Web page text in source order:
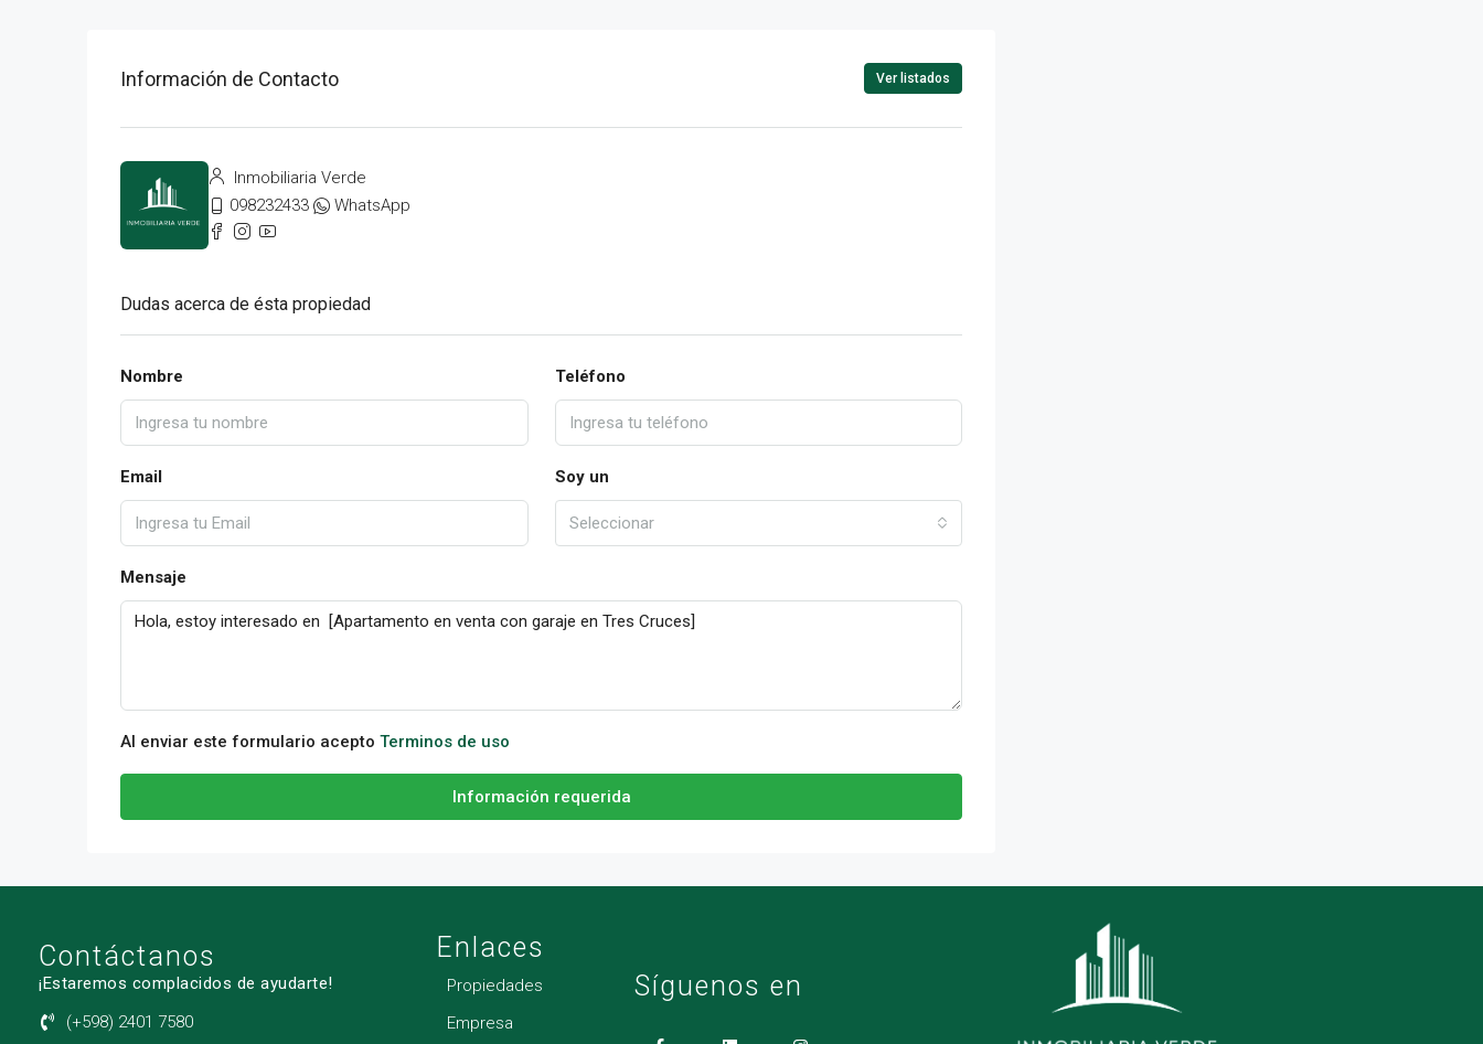
Información de Contacto Ver listados
Inmobiliaria Verde
098232433
WhatsApp
Dudas acerca de ésta propiedad
Nombre Teléfono
Email Soy un
Seleccionar
Mensaje
Al enviar este formulario acepto Terminos de uso
Información requerida
Contáctanos
¡Estaremos complacidos de ayudarte!
(+598) 2401 7580
Enlaces
Propiedades
Empresa
Síguenos en